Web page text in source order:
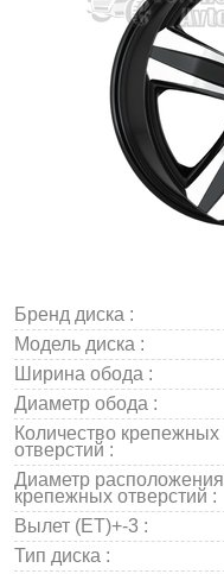
Бренд диска :
Модель диска :
Ширина обода :
Диаметр обода :
Количество крепежных
отверстий :
Диаметр расположения
крепежных отверстий :
Вылет (ET)+-3 :
Тип диска :